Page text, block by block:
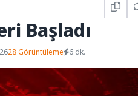
Başladı
28 Görüntüleme 6 dk.